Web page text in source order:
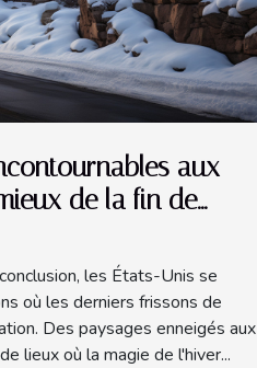
aux
de la fin de
les États-Unis se
où les derniers frissons de
Des paysages enneigés aux
lieux où la magie de l'hiver...